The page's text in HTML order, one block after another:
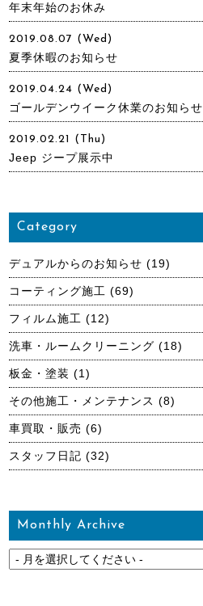
年末年始のお休み
2019.08.07 (Wed)
夏季休暇のお知らせ
2019.04.24 (Wed)
ゴールデンウイーク休業のお知らせ
2019.02.21 (Thu)
Jeep ジープ展示中
Category
デュアルからのお知らせ (19)
コーティング施工 (69)
フィルム施工 (12)
洗車・ルームクリーニング (18)
板金・塗装 (1)
その他施工・メンテナンス (8)
車買取・販売 (6)
スタッフ日記 (32)
Monthly Archive